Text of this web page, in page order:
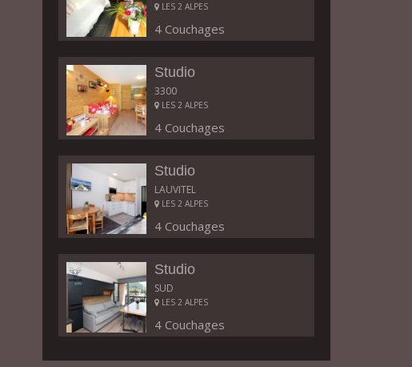
LES 2 ALPES
4 Couchages
Studio
3300
LES 2 ALPES
4 Couchages
Studio
LAUVITEL
LES 2 ALPES
4 Couchages
Studio
SUD
LES 2 ALPES
4 Couchages